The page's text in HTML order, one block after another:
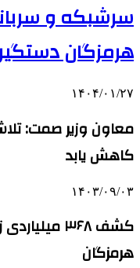
سرشبکه و
هرمزگان
۱۴۰۴/۰۱/۲۷
معاون وزیر صمت:
کاهش یابد
۱۴۰۳/۰۹/۰۳
کشف ۳۶۸
هرمزگان